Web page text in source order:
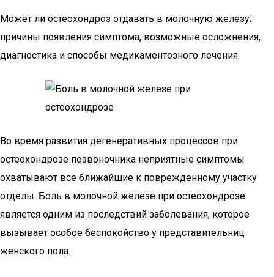
Может ли остеохондроз отдавать в молочную железу:
причины появления симптома, возможные осложнения,
диагностика и способы медикаментозного лечения
Во время развития дегенеративных процессов при
остеохондрозе позвоночника неприятные симптомы
охватывают все ближайшие к поврежденному участку
отделы. Боль в молочной железе при остеохондрозе
является одним из последствий заболевания, которое
вызывает особое беспокойство у представительниц
женского пола.